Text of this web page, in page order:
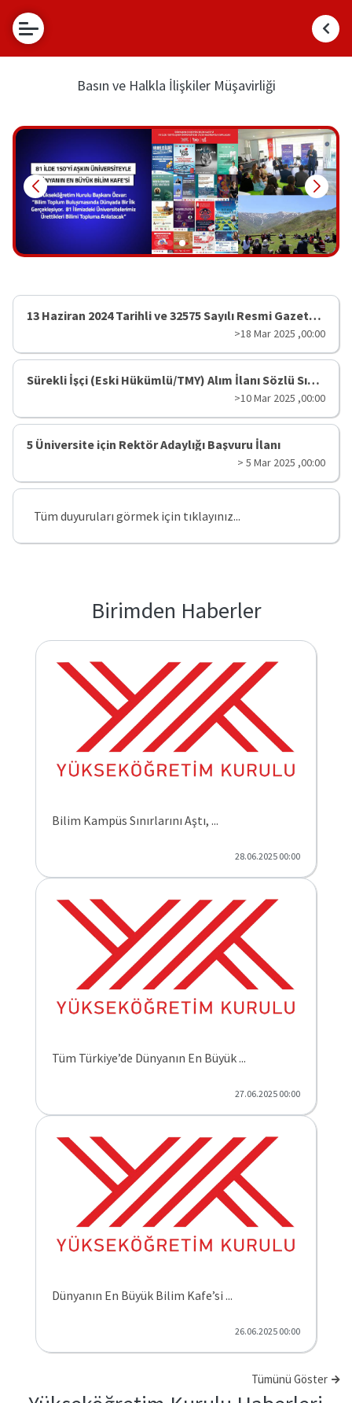
Hakkımızda
Faaliyetler
Bilim
İletişimi
Ofisi
Medya
Kurulu
Bilgi
Yükseköğretim
Merkezi
Basın ve Halkla İlişkiler Müşavirliği
13 Haziran 2024 Tarihli ve 32575 Sayılı Resmi Gazete'de Yayımlanan ...
>18 Mar 2025 ,00:00
Sürekli İşçi (Eski Hükümlü/TMY) Alım İlanı Sözlü Sınavına Girmeye ...
>10 Mar 2025 ,00:00
5 Üniversite için Rektör Adaylığı Başvuru İlanı
> 5 Mar 2025 ,00:00
Tüm duyuruları görmek için tıklayınız...
Birimden Haberler
Bilim Kampüs Sınırlarını Aştı, ...
28.06.2025 00:00
Tüm Türkiye’de Dünyanın En Büyük ...
27.06.2025 00:00
Dünyanın En Büyük Bilim Kafe’si ...
26.06.2025 00:00
Tümünü Göster